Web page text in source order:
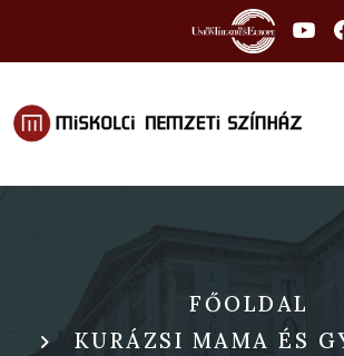
FŐOLDAL
KURÁZSI MAMA ÉS